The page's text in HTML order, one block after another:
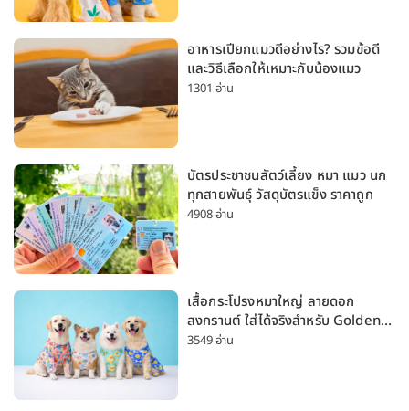
อาหารเปียกแมวดีอย่างไร? รวมข้อดี
และวิธีเลือกให้เหมาะกับน้องแมว
1301 อ่าน
บัตรประชาชนสัตว์เลี้ยง หมา แมว นก
ทุกสายพันธุ์ วัสดุบัตรแข็ง ราคาถูก
4908 อ่าน
เสื้อกระโปรงหมาใหญ่ ลายดอก
สงกรานต์ ใส่ได้จริงสำหรับ Golden
Husky Labrador [อัปเดต 2026]
3549 อ่าน